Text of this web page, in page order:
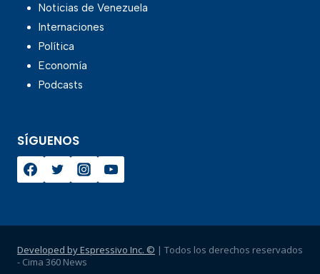
Noticias de Venezuela
Internaciones
Política
Economía
Podcasts
SÍGUENOS
Developed by Espressivo Inc. © | Todos los derechos reservados
- Cima 360 News